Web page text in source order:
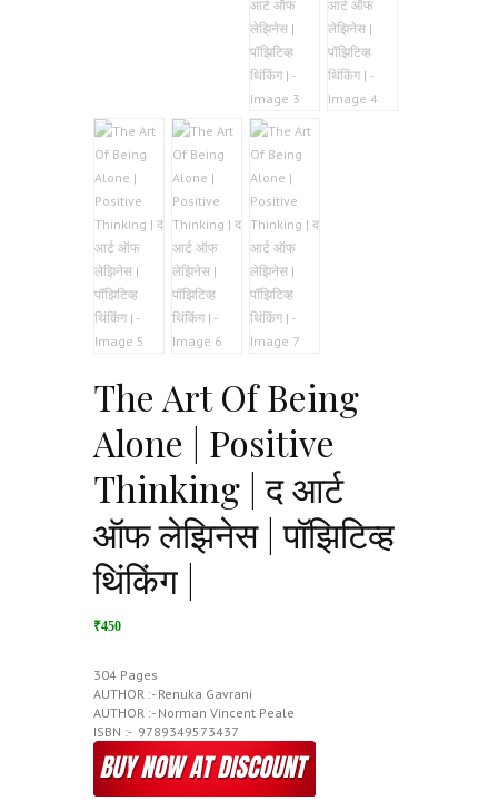
The Art Of Being
Alone | Positive
Thinking | द आर्ट
ऑफ लेझिनेस | पॉझिटिव्ह
थिंकिंग |
₹450
304 Pages
AUTHOR :- Renuka Gavrani
AUTHOR :- Norman Vincent Peale
ISBN :- ‎ 9789349573437